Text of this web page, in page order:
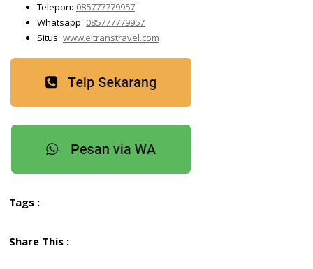
Telepon: 085777779957
Whatsapp: 085777779957
Situs: www.eltranstravel.com
Tags :
Share This :